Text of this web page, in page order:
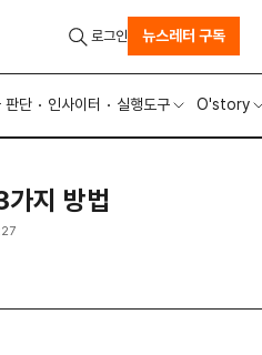
판단 인사이터 실행도구 O'story
로그인 뉴스레터 구독
지 방법